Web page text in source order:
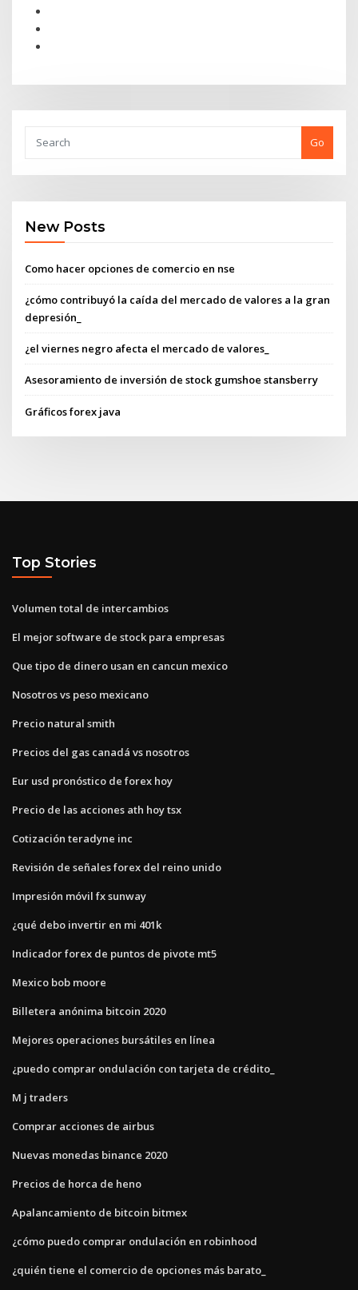
Go
New Posts
Como hacer opciones de comercio en nse
¿cómo contribuyó la caída del mercado de valores a la gran
depresión_
¿el viernes negro afecta el mercado de valores_
Asesoramiento de inversión de stock gumshoe stansberry
Gráficos forex java
Top Stories
Volumen total de intercambios
El mejor software de stock para empresas
Que tipo de dinero usan en cancun mexico
Nosotros vs peso mexicano
Precio natural smith
Precios del gas canadá vs nosotros
Eur usd pronóstico de forex hoy
Precio de las acciones ath hoy tsx
Cotización teradyne inc
Revisión de señales forex del reino unido
Impresión móvil fx sunway
¿qué debo invertir en mi 401k
Indicador forex de puntos de pivote mt5
Mexico bob moore
Billetera anónima bitcoin 2020
Mejores operaciones bursátiles en línea
¿puedo comprar ondulación con tarjeta de crédito_
M j traders
Comprar acciones de airbus
Nuevas monedas binance 2020
Precios de horca de heno
Apalancamiento de bitcoin bitmex
¿cómo puedo comprar ondulación en robinhood
¿quién tiene el comercio de opciones más barato_